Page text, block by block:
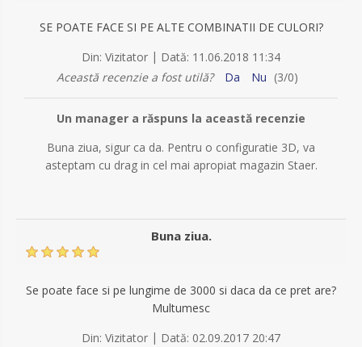
SE POATE FACE SI PE ALTE COMBINATII DE CULORI?
Din: Vizitator | Dată: 11.06.2018 11:34
Această recenzie a fost utilă?
Da Nu (3/0)
Un manager a răspuns la această recenzie
Buna ziua, sigur ca da. Pentru o configuratie 3D, va
asteptam cu drag in cel mai apropiat magazin Staer.
Buna ziua.
Se poate face si pe lungime de 3000 si daca da ce pret are?
Multumesc
Din: Vizitator | Dată: 02.09.2017 20:47